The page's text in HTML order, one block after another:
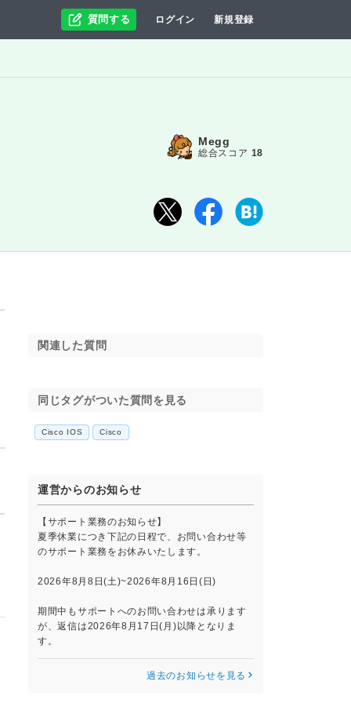
質問する ログイン 新規登録
Megg
総合スコア 18
関連した質問
同じタグがついた質問を見る
Cisco IOS Cisco
運営からのお知らせ
【サポート業務のお知らせ】
夏季休業につき下記の日程で、お問い合わせ等
のサポート業務をお休みいたします。
2026年8月8日(土)~2026年8月16日(日)
期間中もサポートへのお問い合わせは承ります
が、返信は2026年8月17日(月)以降となりま
す。
過去のお知らせを見る